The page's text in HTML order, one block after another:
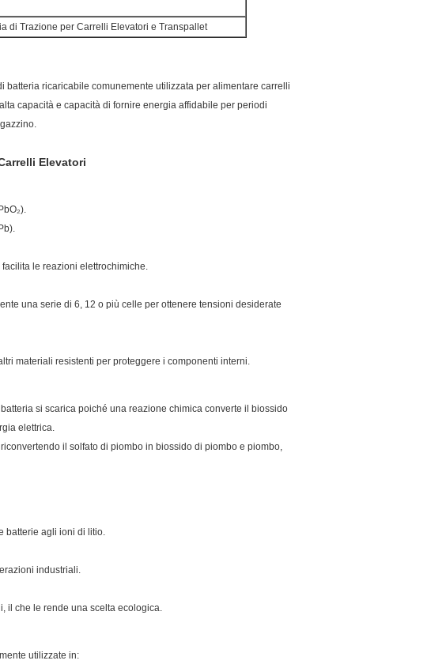
di Trazione per Carrelli Elevatori e Transpallet
batteria ricaricabile comunemente utilizzata per alimentare carrelli
capacità e capacità di fornire energia affidabile per periodi
Elevatori
le reazioni elettrochimiche.
una serie di 6, 12 o più celle per ottenere tensioni desiderate
materiali resistenti per proteggere i componenti interni.
si scarica poiché una reazione chimica converte il biossido
elettrica.
il solfato di piombo in biossido di piombo e piombo,
batterie agli ioni di litio.
industriali.
il che le rende una scelta ecologica.
utilizzate in: